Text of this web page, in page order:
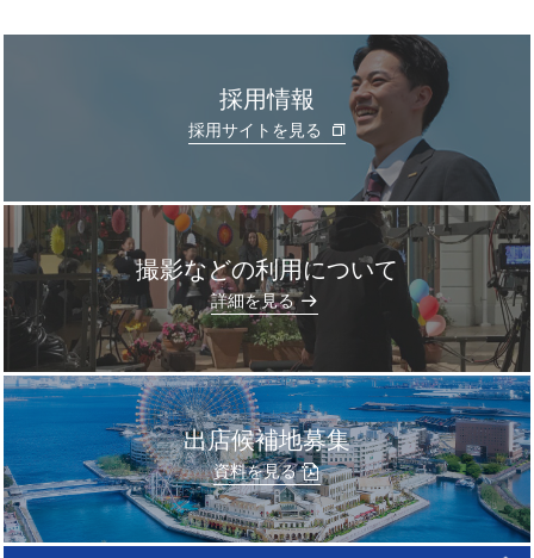
採用情報
採用サイトを見る
撮影などの利用について
詳細を見る
出店候補地募集
資料を見る